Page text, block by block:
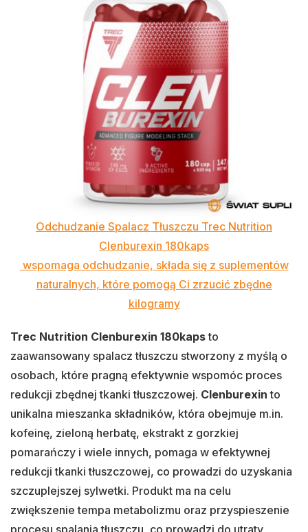
Odchudzanie Spalacz Tłuszczu Trec Nutrition
Clenburexin 180kaps
wspomaga odchudzanie, składa się z suplementów
naturalnych, które pomogą Ci zrzucić zbędne
kilogramy
Trec Nutrition Clenburexin 180kapsto
zaawansowany spalacz tłuszczu stworzony z myślą o
osobach, które pragną efektywnie wspomóc proces
redukcji zbędnej tkanki tłuszczowej. Clenburexinto
unikalna mieszanka składników, która obejmuje m.in.
kofeinę, zieloną herbatę, ekstrakt z gorzkiej
pomarańczy i wiele innych, pomaga w efektywnej
redukcji tkanki tłuszczowej, co prowadzi do uzyskania
szczuplejszej sylwetki. Produkt ma na celu
zwiększenie tempa metabolizmu oraz przyspieszenie